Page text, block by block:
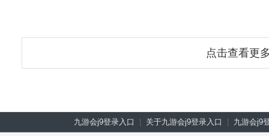
点击查看更
九游会j9登录入口 关于九游会j9登录入口 九游会j9